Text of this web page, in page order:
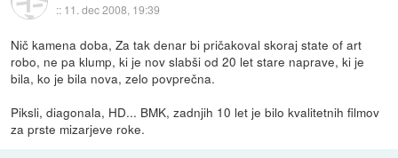
:: 11. dec 2008, 19:39
Nič kamena doba, Za tak denar bi pričakoval skoraj state of art
robo, ne pa klump, ki je nov slabši od 20 let stare naprave, ki je
bila, ko je bila nova, zelo povprečna.
Piksli, diagonala, HD... BMK, zadnjih 10 let je bilo kvalitetnih filmov
za prste mizarjeve roke.